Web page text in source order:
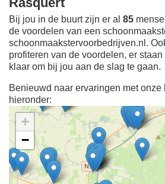
Bij jou in de buurt zijn er al 85
de voordelen van een
schoonmaakstervoorbedrijven.nl.
profiteren van de voordelen, er staan
klaar om bij jou aan de slag te gaan.
Benieuwd naar ervaringen met
hieronder:
Ontdek meer
Schoonmaakster bij
jou in de buurt
+
−